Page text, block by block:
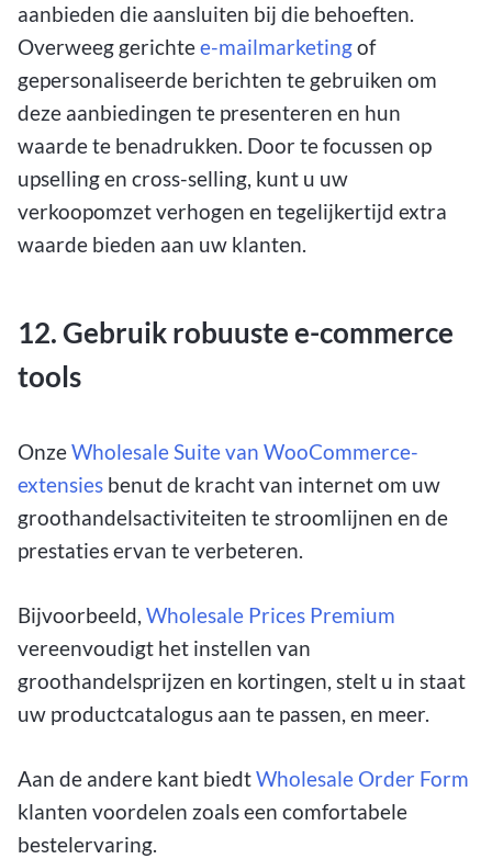
aanbieden die aansluiten bij die behoeften.
Overweeg gerichtee-mailmarketingof
gepersonaliseerde berichten te gebruiken om
deze aanbiedingen te presenteren en hun
waarde te benadrukken. Door te focussen op
upselling en cross-selling, kunt u uw
verkoopomzet verhogen en tegelijkertijd extra
waarde bieden aan uw klanten.
12. Gebruik robuuste e-commerce
tools
OnzeWholesale Suite van WooCommerce-
extensies benut de kracht van internet om uw
groothandelsactiviteiten te stroomlijnen en de
prestaties ervan te verbeteren.
Bijvoorbeeld, Wholesale Prices Premium
vereenvoudigt het instellen van
groothandelsprijzen en kortingen, stelt u in staat
uw productcatalogus aan te passen, en meer.
Aan de andere kant biedtWholesale Order Form
klanten voordelen zoals een comfortabele
bestelervaring.